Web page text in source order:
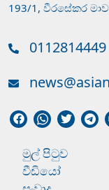
193/1, වීරසේකර
0112814449
මුල් පිටුව
වීඩියෝ